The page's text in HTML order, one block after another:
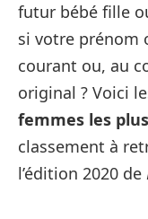
futur bébé fille
si votre prénom
courant ou, au
original ? Voici
femmes les
classement à
l’édition 2020 de